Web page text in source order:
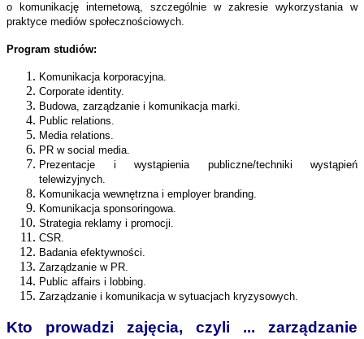
o komunikację internetową, szczególnie w zakresie wykorzystania w
praktyce mediów społecznościowych.
Program studiów:
Komunikacja korporacyjna.
Corporate identity.
Budowa, zarządzanie i komunikacja marki.
Public relations.
Media relations.
PR w social media.
Prezentacje i wystąpienia publiczne/techniki wystąpień
telewizyjnych.
Komunikacja wewnętrzna i employer branding.
Komunikacja sponsoringowa.
Strategia reklamy i promocji.
CSR.
Badania efektywności.
Zarządzanie w PR.
Public affairs i lobbing.
Zarządzanie i komunikacja w sytuacjach kryzysowych.
Kto prowadzi zajęcia, czyli ... zarządzanie